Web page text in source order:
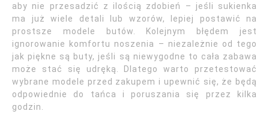
aby nie przesadzić z ilością zdobień – jeśli sukienka
ma już wiele detali lub wzorów, lepiej postawić na
prostsze modele butów. Kolejnym błędem jest
ignorowanie komfortu noszenia – niezależnie od tego
jak piękne są buty, jeśli są niewygodne to cała zabawa
może stać się udręką. Dlatego warto przetestować
wybrane modele przed zakupem i upewnić się, że będą
odpowiednie do tańca i poruszania się przez kilka
godzin.